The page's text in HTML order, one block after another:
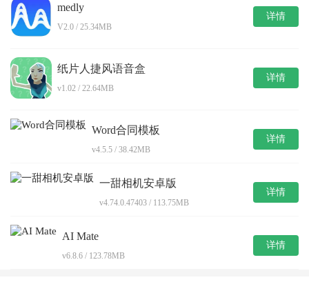
medly
V2.0 / 25.34MB
详情
纸片人捷风语音盒
v1.02 / 22.64MB
详情
Word合同模板
v4.5.5 / 38.42MB
详情
一甜相机安卓版
v4.74.0.47403 / 113.75MB
详情
AI Mate
v6.8.6 / 123.78MB
详情